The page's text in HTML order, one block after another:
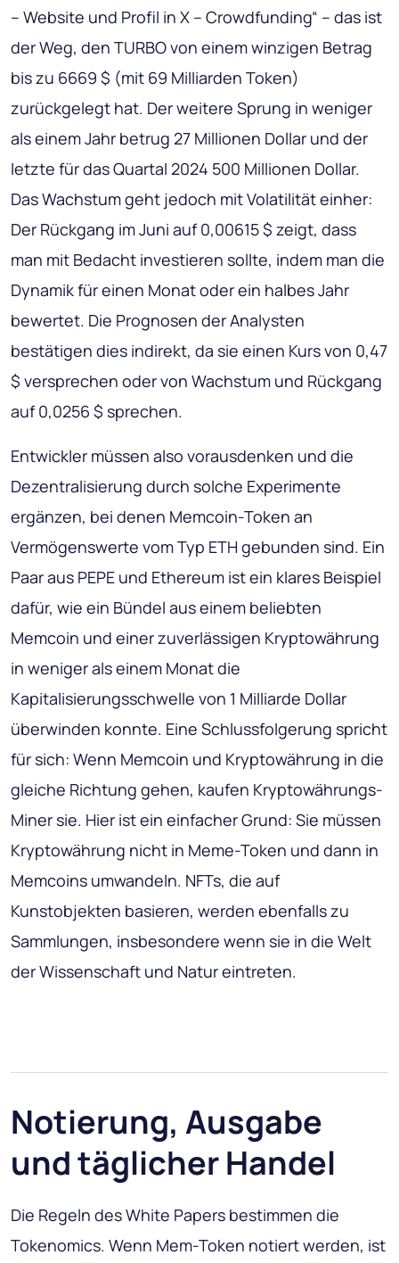
– Website und Profil in X – Crowdfunding“ – das ist
der Weg, den TURBO von einem winzigen Betrag
bis zu 6669 $ (mit 69 Milliarden Token)
zurückgelegt hat. Der weitere Sprung in weniger
als einem Jahr betrug 27 Millionen Dollar und der
letzte für das Quartal 2024 500 Millionen Dollar.
Das Wachstum geht jedoch mit Volatilität einher:
Der Rückgang im Juni auf 0,00615 $ zeigt, dass
man mit Bedacht investieren sollte, indem man die
Dynamik für einen Monat oder ein halbes Jahr
bewertet. Die Prognosen der Analysten
bestätigen dies indirekt, da sie einen Kurs von 0,47
$ versprechen oder von Wachstum und Rückgang
auf 0,0256 $ sprechen.
Entwickler müssen also vorausdenken und die
Dezentralisierung durch solche Experimente
ergänzen, bei denen Memcoin-Token an
Vermögenswerte vom Typ ETH gebunden sind. Ein
Paar aus PEPE und Ethereum ist ein klares Beispiel
dafür, wie ein Bündel aus einem beliebten
Memcoin und einer zuverlässigen Kryptowährung
in weniger als einem Monat die
Kapitalisierungsschwelle von 1 Milliarde Dollar
überwinden konnte. Eine Schlussfolgerung spricht
für sich: Wenn Memcoin und Kryptowährung in die
gleiche Richtung gehen, kaufen Kryptowährungs-
Miner sie. Hier ist ein einfacher Grund: Sie müssen
Kryptowährung nicht in Meme-Token und dann in
Memcoins umwandeln. NFTs, die auf
Kunstobjekten basieren, werden ebenfalls zu
Sammlungen, insbesondere wenn sie in die Welt
der Wissenschaft und Natur eintreten.
Notierung, Ausgabe
und täglicher Handel
Die Regeln des White Papers bestimmen die
Tokenomics. Wenn Mem-Token notiert werden, ist